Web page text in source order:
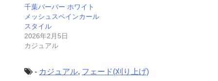
千葉バーバー ホワイト
メッシュスペインカール
スタイル
2026年2月5日
カジュアル
- カジュアル, フェード(刈り上げ)